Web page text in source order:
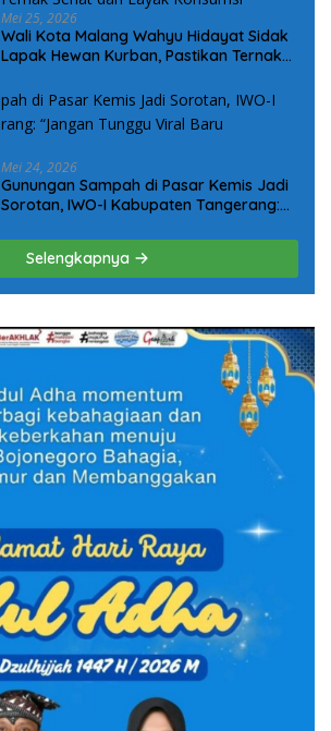
Mei 25, 2026
Wali Kota Malang Wahyu Hidayat Sidak
Lapak Hewan Kurban, Pastikan Ternak
Mei 24, 2026
Gunungan Sampah di Pasar Kemis Jadi
Sorotan, IWO-I Kabupaten Tangerang:
Selengkapnya